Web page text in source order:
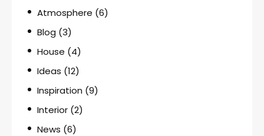
Atmosphere (6)
Blog (3)
House (4)
Ideas (12)
Inspiration (9)
Interior (2)
News (6)